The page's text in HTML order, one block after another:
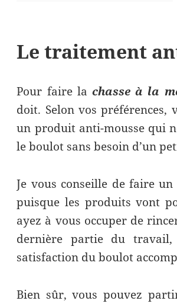
Le traitement
Pour faire la chasse à la
doit. Selon vos
un produit anti-mousse qui
le boulot sans besoin d’un
Je vous conseille de faire
puisque les produits vont
ayez à vous occuper de
dernière partie du
satisfaction du boulot
Bien sûr, vous pouvez